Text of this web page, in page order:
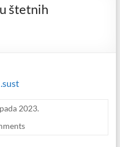
štetnih
2023.